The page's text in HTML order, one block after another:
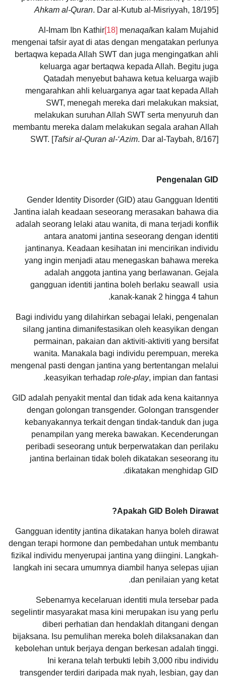
Ahkam al-Quran. Dar al-Kutub al-Misriyyah, 18/195]
Al-Imam Ibn Kathir[18] menaqalkan kalam Mujahid
mengenai tafsir ayat di atas dengan mengatakan perlunya
bertaqwa kepada Allah SWT dan juga mengingatkan ahli
keluarga agar bertaqwa kepada Allah. Begitu juga
Qatadah menyebut bahawa ketua keluarga wajib
mengarahkan ahli keluarganya agar taat kepada Allah
SWT, menegah mereka dari melakukan maksiat,
melakukan suruhan Allah SWT serta menyuruh dan
membantu mereka dalam melakukan segala arahan Allah
SWT. [Tafsir al-Quran al-‘Azim. Dar al-Taybah, 8/167]
Pengenalan GID
Gender Identity Disorder (GID) atau Gangguan Identiti
Jantina ialah keadaan seseorang merasakan bahawa dia
adalah seorang lelaki atau wanita, di mana terjadi konflik
antara anatomi jantina seseorang dengan identiti
jantinanya. Keadaan kesihatan ini mencirikan individu
yang ingin menjadi atau menegaskan bahawa mereka
adalah anggota jantina yang berlawanan. Gejala
gangguan identiti jantina boleh berlaku seawall usia
kanak-kanak 2 hingga 4 tahun.
Bagi individu yang dilahirkan sebagai lelaki, pengenalan
silang jantina dimanifestasikan oleh keasyikan dengan
permainan, pakaian dan aktiviti-aktiviti yang bersifat
wanita. Manakala bagi individu perempuan, mereka
mengenal pasti dengan jantina yang bertentangan melalui
keasyikan terhadap role-play, impian dan fantasi.
GID adalah penyakit mental dan tidak ada kena kaitannya
dengan golongan transgender. Golongan transgender
kebanyakannya terkait dengan tindak-tanduk dan juga
penampilan yang mereka bawakan. Kecenderungan
peribadi seseorang untuk berperwatakan dan perilaku
jantina berlainan tidak boleh dikatakan seseorang itu
dikatakan menghidap GID.
Apakah GID Boleh Dirawat?
Gangguan identity jantina dikatakan hanya boleh dirawat
dengan terapi hormone dan pembedahan untuk membantu
fizikal individu menyerupai jantina yang diingini. Langkah-
langkah ini secara umumnya diambil hanya selepas ujian
dan penilaian yang ketat.
Sebenarnya kecelaruan identiti mula tersebar pada
segelintir masyarakat masa kini merupakan isu yang perlu
diberi perhatian dan hendaklah ditangani dengan
bijaksana. Isu pemulihan mereka boleh dilaksanakan dan
kebolehan untuk berjaya dengan berkesan adalah tinggi.
Ini kerana telah terbukti lebih 3,000 ribu individu
transgender terdiri daripada mak nyah, lesbian, gay dan